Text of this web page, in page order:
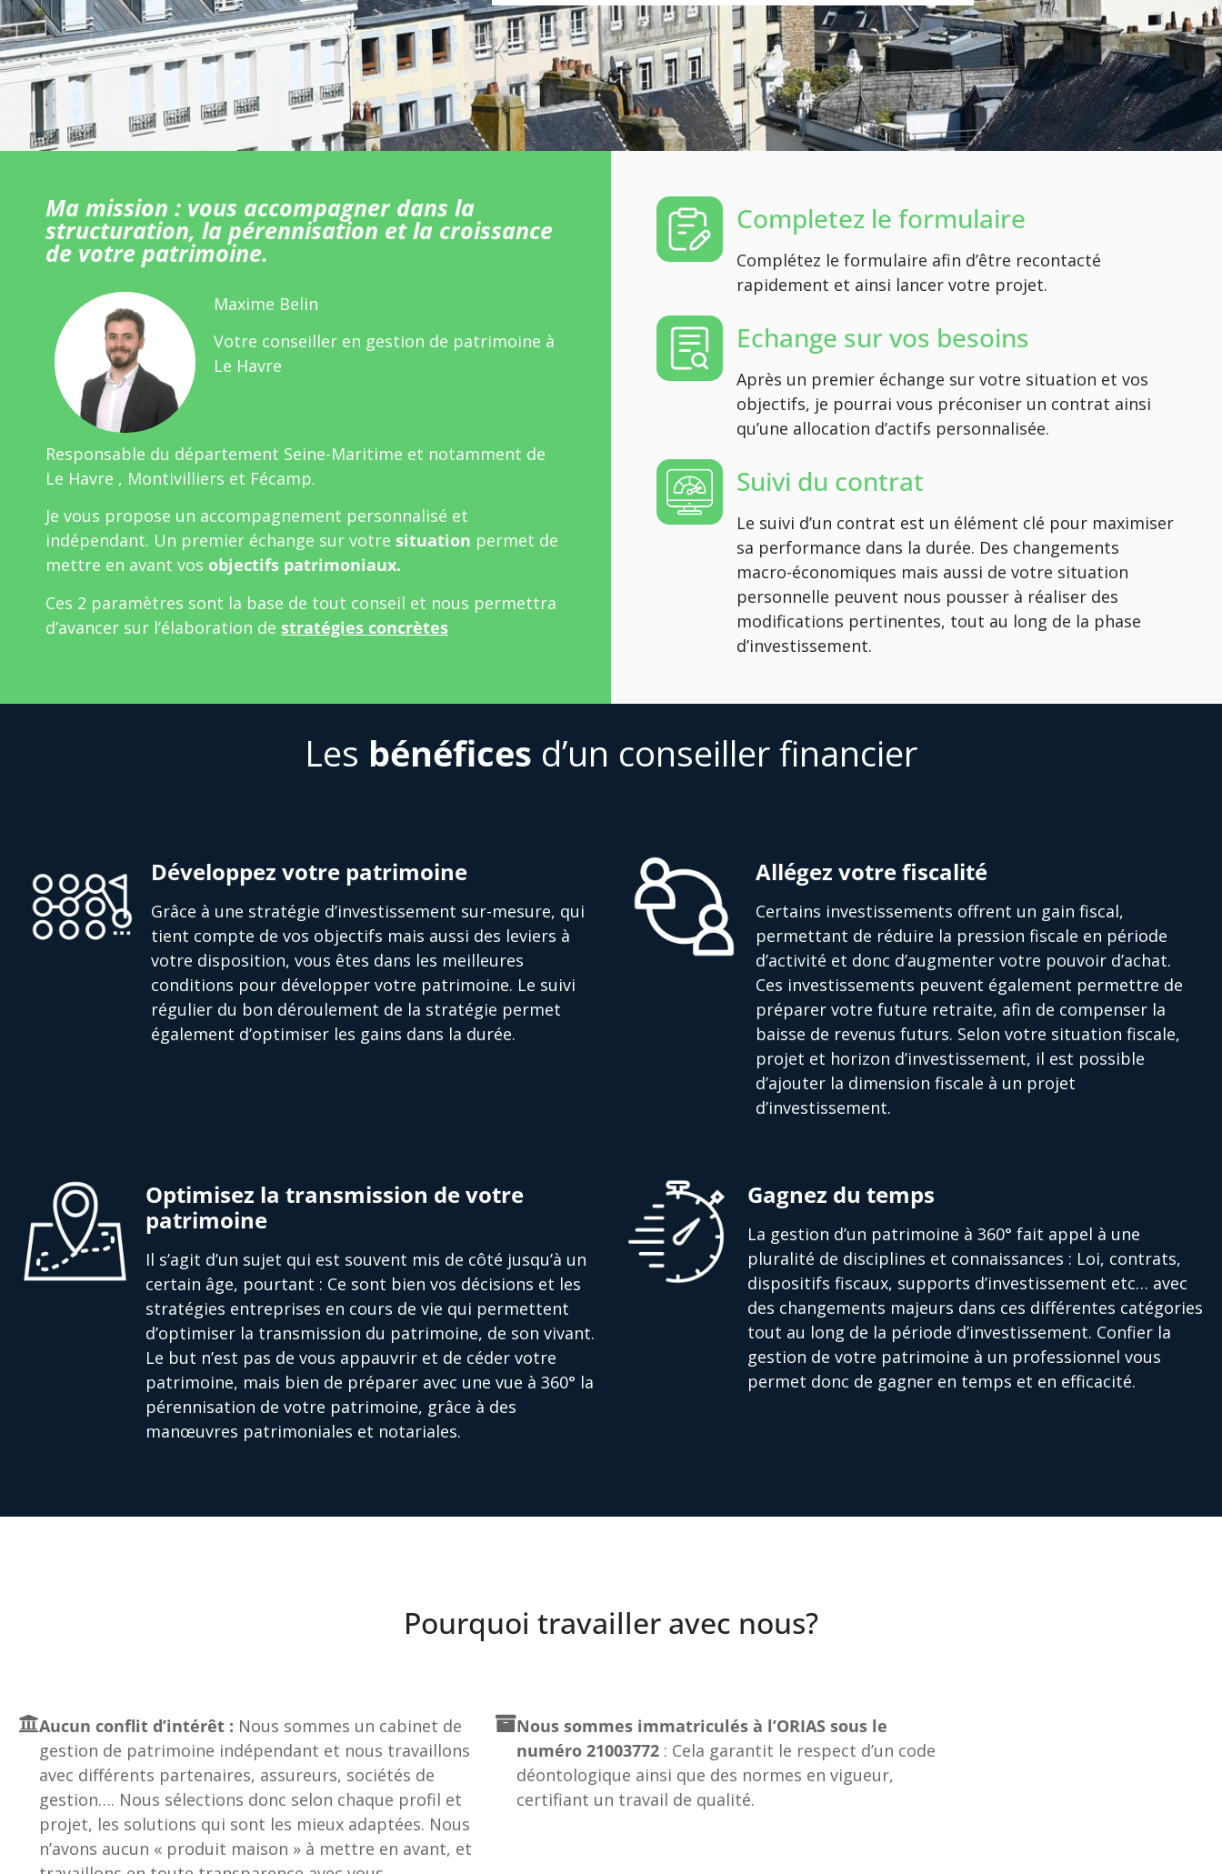
Ma mission : vous accompagner dans la
structuration, la pérennisation et la croissance
de votre patrimoine.
Maxime Belin
Votre conseiller en gestion de patrimoine à
Le Havre
Responsable du département Seine-Maritime et notamment de
Le Havre , Montivilliers et Fécamp.
Je vous propose un accompagnement personnalisé et
indépendant. Un premier échange sur votre situation permet de
mettre en avant vos objectifs patrimoniaux.
Ces 2 paramètres sont la base de tout conseil et nous permettra
d’avancer sur l’élaboration de stratégies concrètes
Completez le formulaire
Complétez le formulaire afin d’être recontacté
rapidement et ainsi lancer votre projet.
Echange sur vos besoins
Après un premier échange sur votre situation et vos
objectifs, je pourrai vous préconiser un contrat ainsi
qu’une allocation d’actifs personnalisée.
Suivi du contrat
Le suivi d’un contrat est un élément clé pour maximiser
sa performance dans la durée. Des changements
macro-économiques mais aussi de votre situation
personnelle peuvent nous pousser à réaliser des
modifications pertinentes, tout au long de la phase
d’investissement.
Les bénéfices d’un conseiller financier
Développez votre patrimoine
Grâce à une stratégie d’investissement sur-mesure, qui
tient compte de vos objectifs mais aussi des leviers à
votre disposition, vous êtes dans les meilleures
conditions pour développer votre patrimoine. Le suivi
régulier du bon déroulement de la stratégie permet
également d’optimiser les gains dans la durée.
Allégez votre fiscalité
Certains investissements offrent un gain fiscal,
permettant de réduire la pression fiscale en période
d’activité et donc d’augmenter votre pouvoir d’achat.
Ces investissements peuvent également permettre de
préparer votre future retraite, afin de compenser la
baisse de revenus futurs. Selon votre situation fiscale,
projet et horizon d’investissement, il est possible
d’ajouter la dimension fiscale à un projet
d’investissement.
Optimisez la transmission de votre
patrimoine
Il s’agit d’un sujet qui est souvent mis de côté jusqu’à un
certain âge, pourtant : Ce sont bien vos décisions et les
stratégies entreprises en cours de vie qui permettent
d’optimiser la transmission du patrimoine, de son vivant.
Le but n’est pas de vous appauvrir et de céder votre
patrimoine, mais bien de préparer avec une vue à 360° la
pérennisation de votre patrimoine, grâce à des
manœuvres patrimoniales et notariales.
Gagnez du temps
La gestion d’un patrimoine à 360° fait appel à une
pluralité de disciplines et connaissances : Loi, contrats,
dispositifs fiscaux, supports d’investissement etc… avec
des changements majeurs dans ces différentes catégories
tout au long de la période d’investissement. Confier la
gestion de votre patrimoine à un professionnel vous
permet donc de gagner en temps et en efficacité.
Pourquoi travailler avec nous?
Aucun conflit d’intérêt : Nous sommes un cabinet de
gestion de patrimoine indépendant et nous travaillons
avec différents partenaires, assureurs, sociétés de
gestion…. Nous sélections donc selon chaque profil et
projet, les solutions qui sont les mieux adaptées. Nous
n’avons aucun « produit maison » à mettre en avant, et
Nous sommes immatriculés à l’ORIAS sous le
numéro 21003772: Cela garantit le respect d’un code
déontologique ainsi que des normes en vigueur,
certifiant un travail de qualité.